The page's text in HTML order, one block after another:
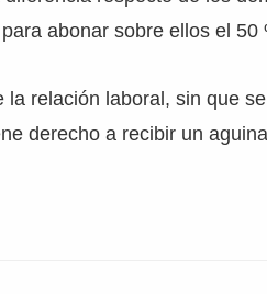
abonar sobre ellos el 50
la relación laboral, sin que
derecho a recibir un